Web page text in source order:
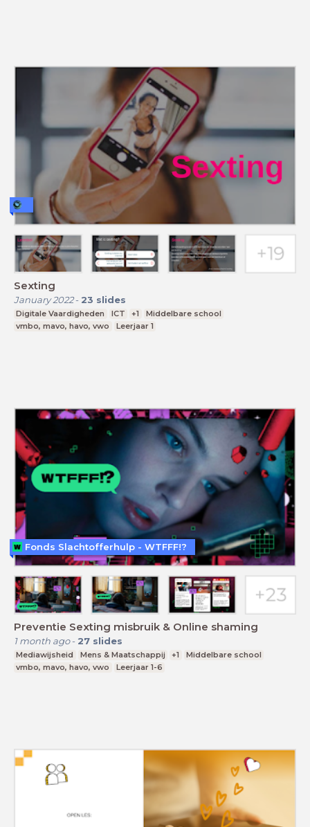
Sexting
January 2022- 23 slides
Digitale Vaardigheden ICT +1
Middelbare school
vmbo, mavo, havo, vwo
Leerjaar 1
Preventie Sexting misbruik & Online shaming
1 month ago- 27 slides
Mediawijsheid Mens & Maatschappij +1
Middelbare school
vmbo, mavo, havo, vwo
Leerjaar 1-6
Fonds Slachtofferhulp - WTFFF!?